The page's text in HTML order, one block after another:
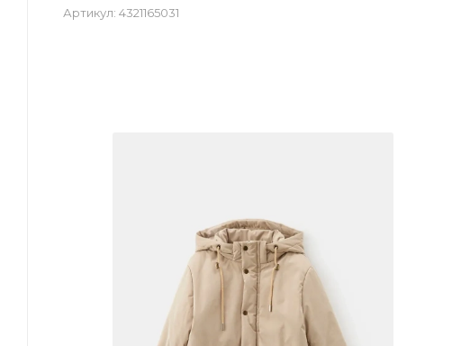
Артикул: 4321165031